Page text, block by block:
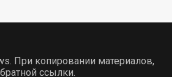
При копировании материалов,
ссылки.